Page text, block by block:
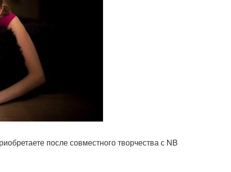
после совместного творчества с NB